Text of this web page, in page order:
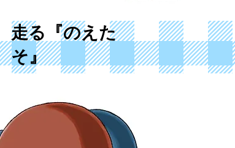
​走る『のえた
そ』